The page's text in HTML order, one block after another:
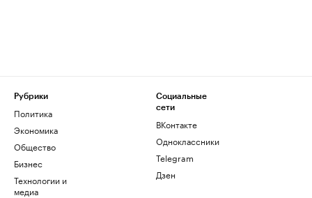
Рубрики
Политика
Экономика
Общество
Бизнес
Технологии и
медиа
Социальные
сети
ВКонтакте
Одноклассники
Telegram
Дзен